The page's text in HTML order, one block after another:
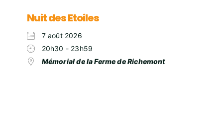
Nuit des Etoiles
7 août 2026
20h30 - 23h59
Mémorial de la Ferme de Richemont